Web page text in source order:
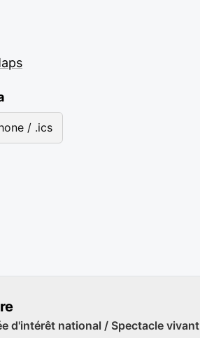
/ .ics
d'intérêt national / Spectacle vivant